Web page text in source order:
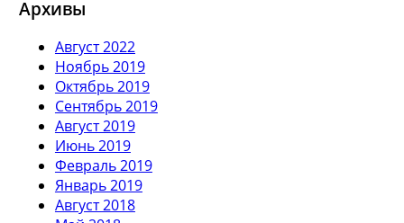
Архивы
Август 2022
Ноябрь 2019
Октябрь 2019
Сентябрь 2019
Август 2019
Июнь 2019
Февраль 2019
Январь 2019
Август 2018